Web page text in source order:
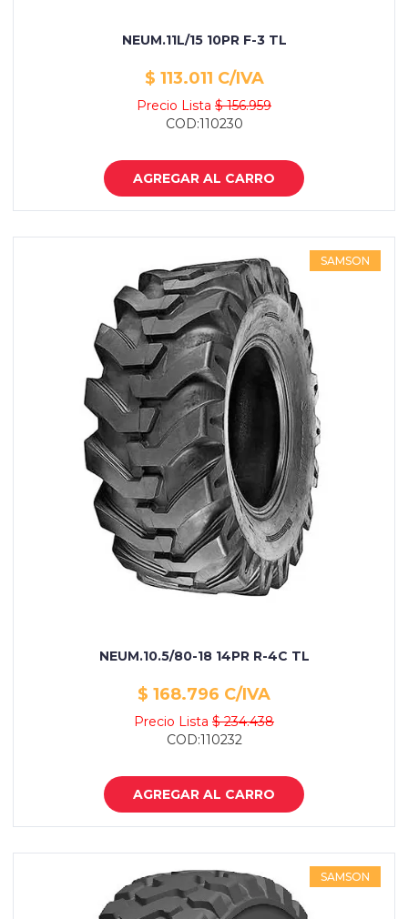
NEUM.11L/15 10PR F-3 TL
$ 113.011 C/IVA
Precio Lista $ 156.959
COD:110230
AGREGAR AL CARRO
SAMSON
NEUM.10.5/80-18 14PR R-4C TL
$ 168.796 C/IVA
Precio Lista $ 234.438
COD:110232
AGREGAR AL CARRO
SAMSON